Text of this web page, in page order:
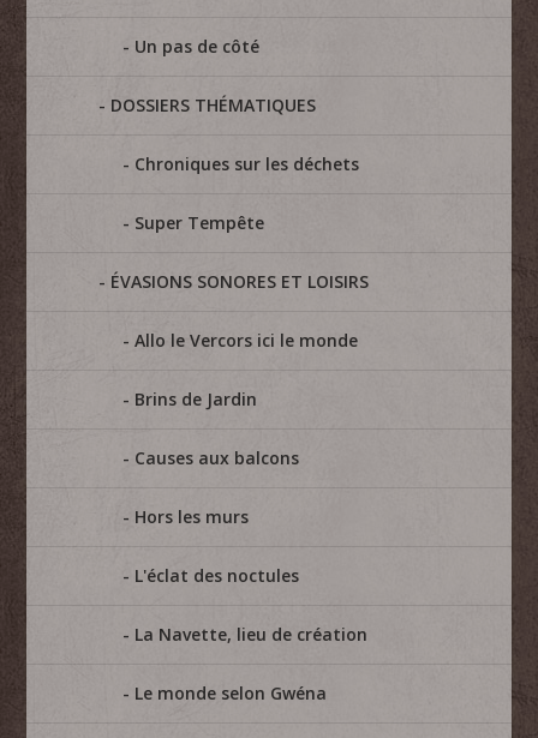
Un pas de côté
DOSSIERS THÉMATIQUES
Chroniques sur les déchets
Super Tempête
ÉVASIONS SONORES ET LOISIRS
Allo le Vercors ici le monde
Brins de Jardin
Causes aux balcons
Hors les murs
L'éclat des noctules
La Navette, lieu de création
Le monde selon Gwéna